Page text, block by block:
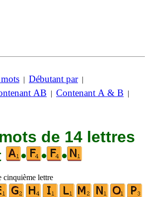
| Débutant par|
AB | Contenant A & B |
de 14 lettres
• • •
cinquième lettre